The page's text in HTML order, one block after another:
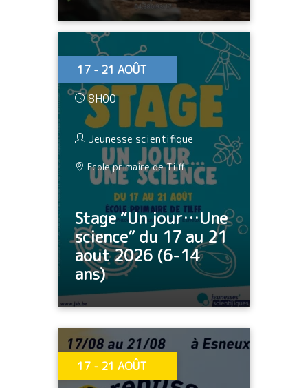
17 - 21 AOÛT
8H00
Jeunesse scientifique
Ecole primaire de Tilff
Stage “Un jour…Une
science” du 17 au 21
aout 2026 (6-14
ans)
17 - 21 AOÛT